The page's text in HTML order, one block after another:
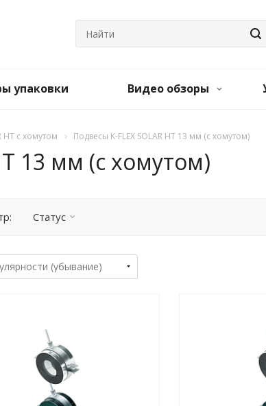
упаковки Видео обзоры
HT с хомутом Подвесы K-FLEX SOLAR HT 13 мм (с хомутом)
13 мм (с хомутом)
Статус